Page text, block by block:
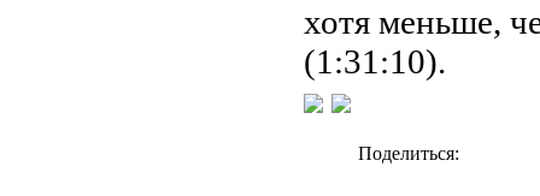
хотя меньше,
(1:31:10).
Поделиться: